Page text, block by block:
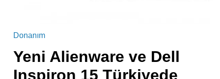
Donanım
Yeni Alienware ve Dell
Inspiron 15 Türkiyede